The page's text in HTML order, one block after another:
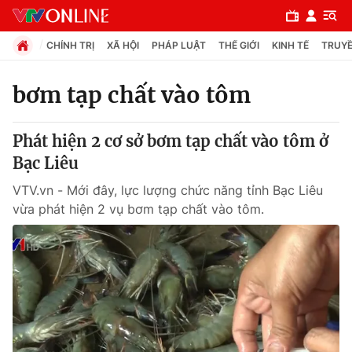
Chuyên mục
Chính trị
Xã hội
Pháp luật
Y tế
Thế giới
CHÍNH TRỊ XÃ HỘI PHÁP LUẬT THẾ GIỚI KINH TẾ
bơm tạp chất vào tôm
Phát hiện 2 cơ sở bơm tạp chất vào tôm ở
Bạc Liêu
VTV.vn - Mới đây, lực lượng chức năng tỉnh Bạc Liêu
vừa phát hiện 2 vụ bơm tạp chất vào tôm.